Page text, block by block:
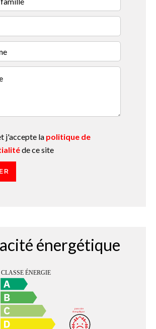
j'accepte la politique de
de ce site
énergétique